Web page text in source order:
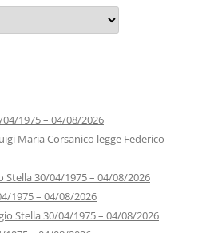
1975 – 04/08/2026
Maria Corsanico legge Federico
Stella 30/04/1975 – 04/08/2026
1975 – 04/08/2026
Stella 30/04/1975 – 04/08/2026